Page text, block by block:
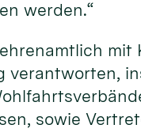
werden.“
mit
verantworten,
sowie